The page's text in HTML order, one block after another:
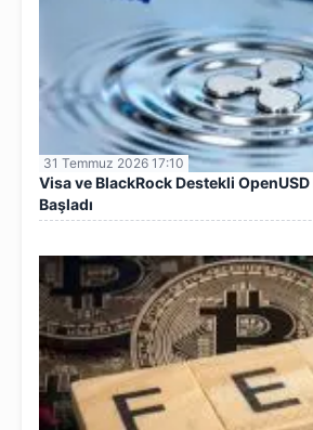
31 Temmuz 2026 17:10
Visa ve BlackRock Destekli
Başladı